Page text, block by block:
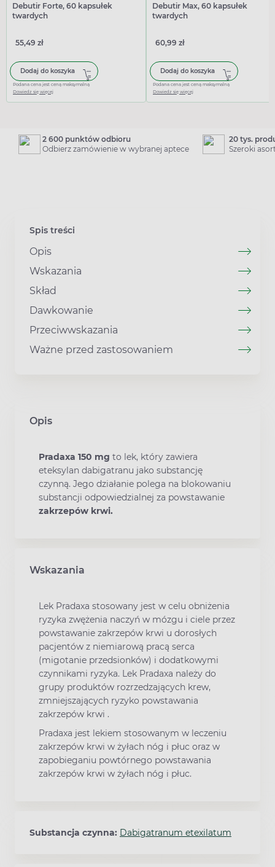
Debutir Forte, 60 kapsułek
twardych
55,49 zł
Dodaj do koszyka
Podana cena jest ceną maksymalną
Dowiedz się więcej
Debutir Max, 60 kapsułek
twardych
60,99 zł
Dodaj do koszyka
Podana cena jest ceną maksymalną
Dowiedz się więcej
2 600 punktów odbioru
Odbierz zamówienie w wybranej aptece
20 tys.
Szeroki
Spis treści
Opis
Wskazania
Skład
Dawkowanie
Przeciwwskazania
Ważne przed zastosowaniem
Opis
Pradaxa 150 mg to lek, który zawiera
eteksylan dabigatranu jako substancję
czynną. Jego działanie polega na blokowaniu
substancji odpowiedzialnej za powstawanie
zakrzepów krwi.
Wskazania
Lek Pradaxa stosowany jest w celu obniżenia
ryzyka zwężenia naczyń w mózgu i ciele przez
powstawanie zakrzepów krwi u dorosłych
pacjentów z niemiarową pracą serca
(migotanie przedsionków) i dodatkowymi
czynnikami ryzyka. Lek Pradaxa należy do
grupy produktów rozrzedzających krew,
zmniejszających ryzyko powstawania
zakrzepów krwi .
Pradaxa jest lekiem stosowanym w leczeniu
zakrzepów krwi w żyłach nóg i płuc oraz w
zapobieganiu powtórnego powstawania
zakrzepów krwi w żyłach nóg i płuc.
Substancja czynna: Dabigatranum etexilatum